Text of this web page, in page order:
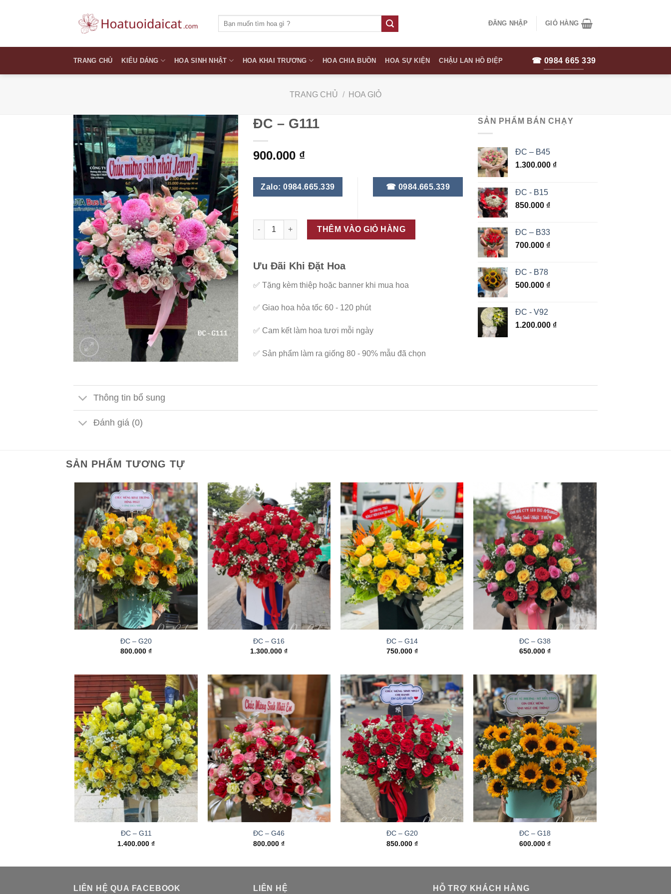
kiếm:
ĐĂNG NHẬP GIỎ HÀNG
TRANG CHỦ KIỂU DÁNG HOA SINH NHẬT HOA KHAI TRƯƠNG HOA CHIA BUỒN HOA SỰ KIỆN CHẬU LAN HỒ ĐIỆP ☎ 0984 665 339
TRANG CHỦ / HOA GIỎ
ĐC – G111
900.000 ₫
Zalo: 0984.665.339 ☎ 0984.665.339
ĐC - G111 số lượng
THÊM VÀO GIỎ HÀNG
Ưu Đãi Khi Đặt Hoa
✅ Tặng kèm thiệp hoặc banner khi mua hoa
✅ Giao hoa hỏa tốc 60 - 120 phút
✅ Cam kết làm hoa tươi mỗi ngày
✅ Sản phẩm làm ra giống 80 - 90% mẫu đã chọn
SẢN PHẨM BÁN CHẠY
ĐC – B45
1.300.000 ₫
ĐC - B15
850.000 ₫
ĐC – B33
700.000 ₫
ĐC - B78
500.000 ₫
ĐC - V92
1.200.000 ₫
Thông tin bổ sung
Đánh giá (0)
SẢN PHẨM TƯƠNG TỰ
ĐC – G20
800.000₫
ĐC – G16
1.300.000₫
ĐC – G14
750.000 ₫
ĐC – G38
650.000 ₫
ĐC – G11
1.400.000₫
ĐC – G46
800.000₫
ĐC – G20
850.000 ₫
ĐC – G18
600.000 ₫
LIÊN HỆ QUA FACEBOOK LIÊN HỆ HỖ TRỢ KHÁCH HÀNG